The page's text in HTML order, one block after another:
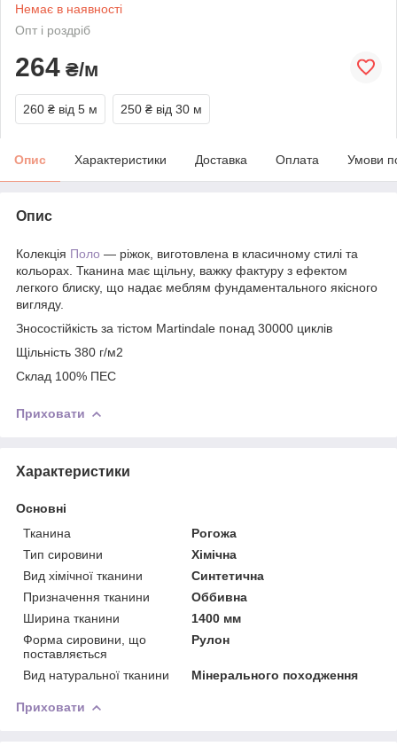
Немає в наявності
Опт і роздріб
264 ₴/м
260 ₴ від 5 м 250 ₴ від 30 м
Опис Характеристики Доставка Оплата Умови
Опис
Колекція Поло — ріжок, виготовлена в класичному стилі та
кольорах. Тканина має щільну, важку фактуру з ефектом
легкого блиску, що надає меблям фундаментального якісного
вигляду.
Зносостійкість за тістом Martindale понад 30000 циклів
Щільність 380 г/м2
Склад 100% ПЕС
Приховати
Характеристики
Основні
Тканина
Рогожа
Тип сировини
Хімічна
Вид хімічної тканини
Синтетична
Призначення тканини
Оббивна
Ширина тканини
1400 мм
Форма сировини, що
поставляється
Рулон
Вид натуральної тканини Мінерального походження
Приховати